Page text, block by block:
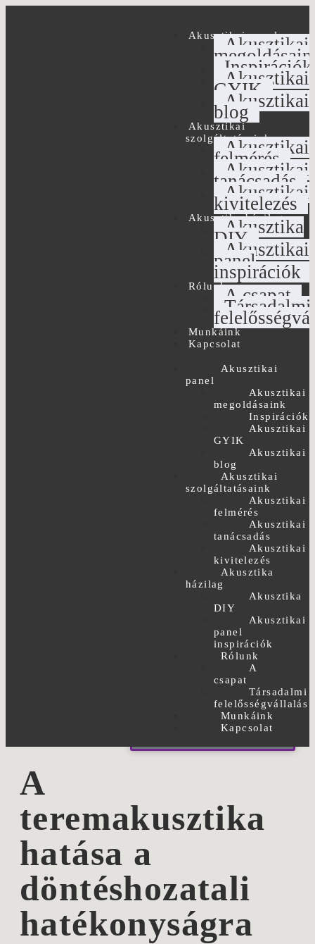
Akusztikai panel
Akusztikai
Inspirációk
Akusztikai
GYIK
Akusztikai
blog
Akusztikai
szolgáltatásaink
Akusztikai
felmérés
Akusztikai
tanácsadás
Akusztikai
kivitelezés
Akusztika házilag
Akusztika
DIY
Akusztikai
panel
inspirációk
RólunkA csapat
Társadalmi
Munkáink
Kapcsolat
Akusztikai
panel
Akusztikai
megoldásaink
Inspirációk
Akusztikai
GYIK
Akusztikai
blog
Akusztikai
szolgáltatásaink
Akusztikai
felmérés
Akusztikai
tanácsadás
Akusztikai
kivitelezés
Akusztika
házilag
Akusztika
DIY
Akusztikai
panel
inspirációk
Rólunk
A
csapat
Társadalmi
felelősségvállalás
Munkáink
Kapcsolat
Vissza a többi cikkhez
A
teremakusztika
hatása a
döntéshozatali
hatékonyságra